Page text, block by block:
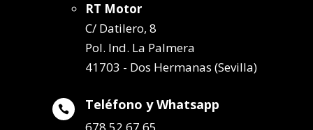
RT Motor
C/ Datilero, 8
Pol. Ind. La Palmera
41703 - Dos Hermanas (Sevilla)
 Teléfono y Whatsapp